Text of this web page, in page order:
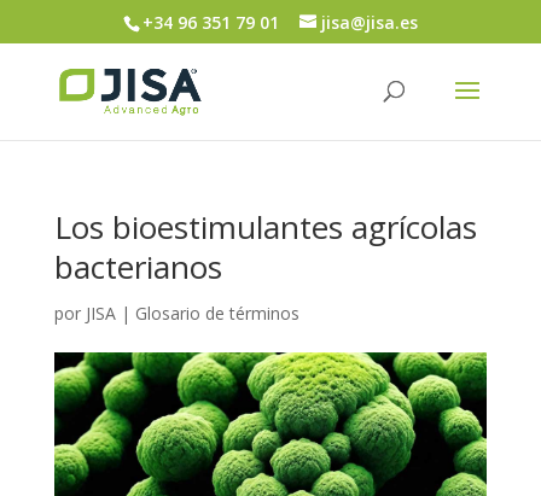
+34 96 351 79 01 jisa@jisa.es
Los bioestimulantes agrícolas
bacterianos
por JISA| Glosario de términos